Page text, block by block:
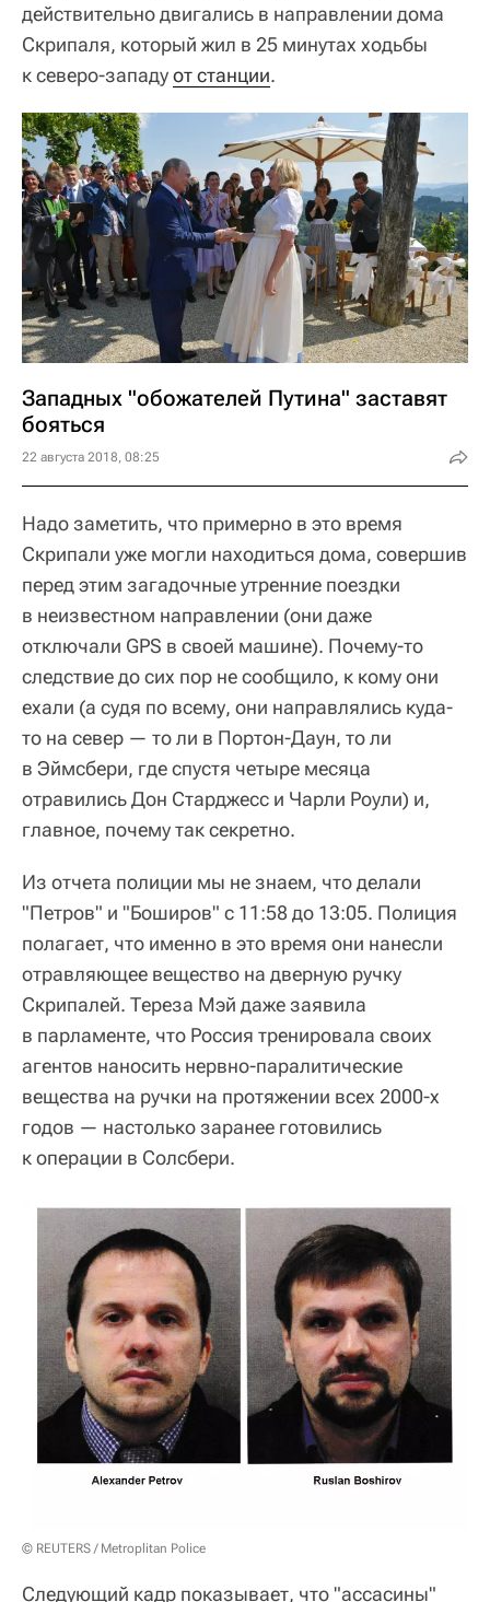
действительно двигались в направлении дома
Скрипаля, который жил в 25 минутах ходьбы
к северо-западуот станции.
Западных "обожателей Путина" заставят
бояться
22 августа 2018, 08:25
Надо заметить, что примерно в это время
Скрипали уже могли находиться дома, совершив
перед этим загадочные утренние поездки
в неизвестном направлении (они даже
отключали GPS в своей машине). Почему-то
следствие до сих пор не сообщило, к кому они
ехали (а судя по всему, они направлялись куда-
то на север — то ли в Портон-Даун, то ли
в Эймсбери, где спустя четыре месяца
отравились Дон Старджесс и Чарли Роули) и,
главное, почему так секретно.
Из отчета полиции мы не знаем, что делали
"Петров" и "Боширов" с 11:58 до 13:05. Полиция
полагает, что именно в это время они нанесли
отравляющее вещество на дверную ручку
Скрипалей. Тереза Мэй даже заявила
в парламенте, что Россия тренировала своих
агентов наносить нервно-паралитические
вещества на ручки на протяжении всех 2000-х
годов — настолько заранее готовились
к операции в Солсбери.
© REUTERS / Metroplitan Police
Следующий кадр показывает, что "ассасины"